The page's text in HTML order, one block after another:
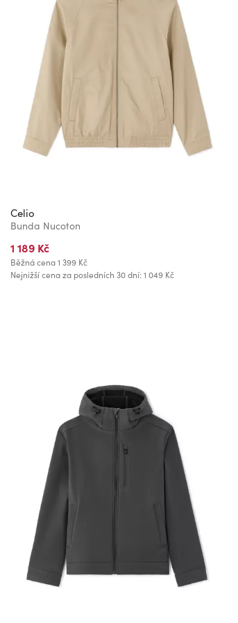
Celio
Bunda Nucoton
1 189 Kč
Běžná cena1 399 Kč
Nejnižší cena za posledních 30 dní: 1 049 Kč